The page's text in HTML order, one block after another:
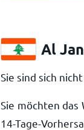
Al
Sie sind sich
Sie möchten
14-Tage-